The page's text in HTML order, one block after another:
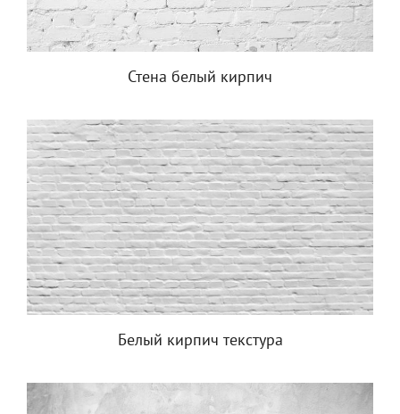
Стена белый кирпич
Белый кирпич текстура